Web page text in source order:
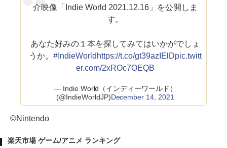
介映像「Indie World 2021.12.16」を公開しま
す。
あなた好みの１本を探してみてはいかがでしょ
うか。#IndieWorld https://t.co/gt39azIElDpic.twitt
er.com/2xROc7OEQB
— Indie World（インディーワールド）
(@IndieWorldJP)December 14, 2021
©Nintendo
楽天市場 ゲーム/アニメ ランキング